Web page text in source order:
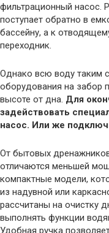
фильтрационный насос.
поступает обратно в
бассейну, а к
переходник.
Однако всю воду таким
оборудования на забор
высоте от дна. Для
задействовать
насос. Или же
От бытовых
отличаются меньшей
компактные модели,
из надувной или
рассчитаны на очистку
выполнять функции
Удобная ручка